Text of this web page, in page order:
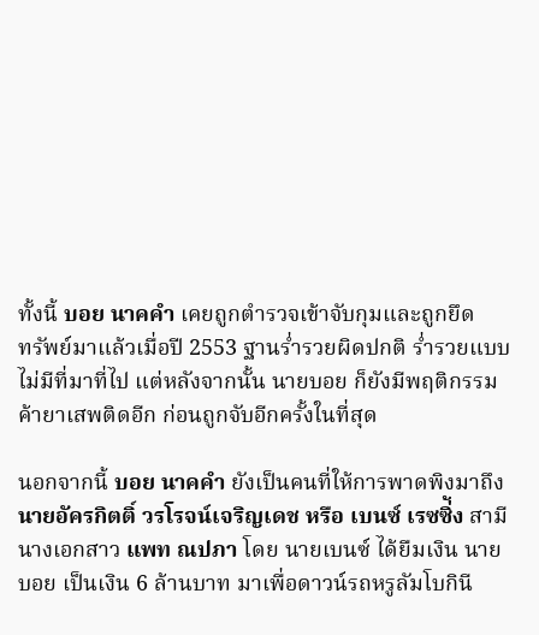
ทั้งนี้บอย นาคคำ เคยถูกตำรวจเข้าจับกุมและถูกยึด
ทรัพย์มาแล้วเมื่อปี 2553 ฐานร่ำรวยผิดปกติ ร่ำรวยแบบ
ไม่มีที่มาที่ไป แต่หลังจากนั้น นายบอย ก็ยังมีพฤติกรรม
ค้ายาเสพติดอีก ก่อนถูกจับอีกครั้งในที่สุด
นอกจากนี้บอย นาคคำ ยังเป็นคนที่ให้การพาดพิงมาถึง
นายอัครกิตติ์ วรโรจน์เจริญเดช หรือ เบนซ์ เรซซิ่้ง สามี
นางเอกสาว แพท ณปภาโดย นายเบนซ์ ได้ยืมเงิน นาย
บอย เป็นเงิน 6 ล้านบาท มาเพื่อดาวน์รถหรูลัมโบกินี